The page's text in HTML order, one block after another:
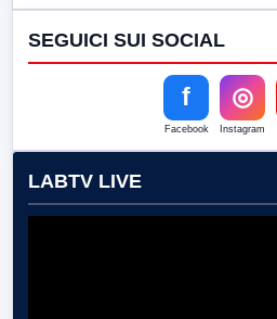
SEGUICI SUI SOCIAL
f
Facebook
◎
Instagram
LABTV LIVE